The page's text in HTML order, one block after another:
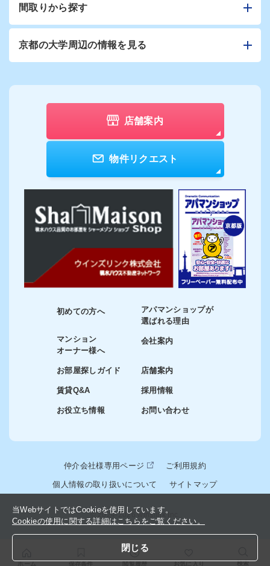
検索
間取りから探す
京都の大学周辺の情報を見る
店舗案内
物件リクエスト
初めての方へ
マンション
オーナー様へ
お部屋探しガイド
賃貸Q&A
お役立ち情報
アパマンショップが
選ばれる理由
会社案内
店舗案内
採用情報
お問い合わせ
仲介会社様専用ページ ご利用規約
個人情報の取り扱いについて サイトマップ
© 2024-2026 winslink Inc.
当WebサイトではCookieを使用しています。
Cookieの使用に関する詳細はこちらをご覧ください。
閉じる